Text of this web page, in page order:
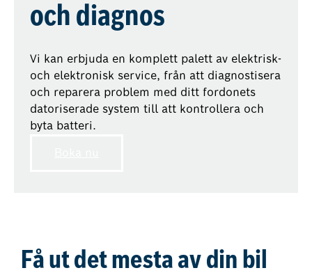
och diagnos
Vi kan erbjuda en komplett palett av elektrisk-
och elektronisk service, från att diagnostisera
och reparera problem med ditt fordonets
datoriserade system till att kontrollera och
byta batteri.
Få ut det mesta av din bil